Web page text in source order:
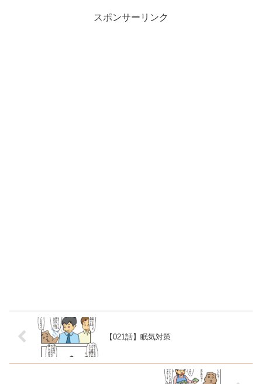
スポンサーリンク
【021話】眠気対策